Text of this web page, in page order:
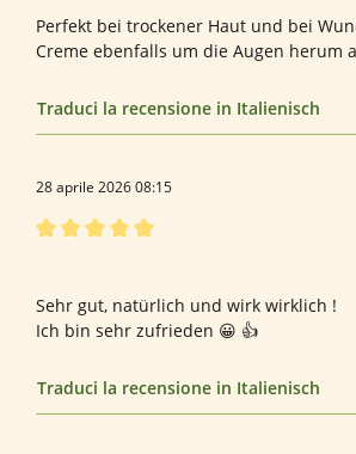
Perfekt bei trockener Haut und bei
Creme ebenfalls um die Augen herum
Traduci la recensione in Italienisch
28 aprile 2026 08:15
Sehr gut, natürlich und wirk wirklich !
Ich bin sehr zufrieden 😀 👍
Traduci la recensione in Italienisch